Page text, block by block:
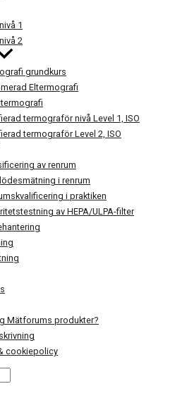
1
2
grundkurs
Eltermografi
termograför nivå Level 1, ISO
termograför Level 2, ISO
av renrum
i renrum
i praktiken
av HEPA/ULPA-filter
Mätforums produkter?
cookiepolicy